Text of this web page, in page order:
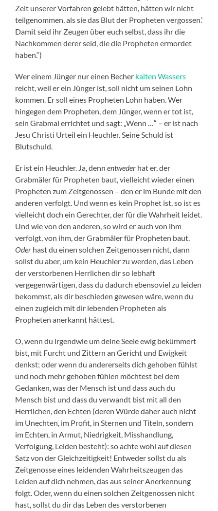
Zeit unserer Vorfahren gelebt hätten, hätten wir nicht
teilgenommen, als sie das Blut der Propheten vergossen.’
Damit seid ihr Zeugen über euch selbst, dass ihr die
Nachkommen derer seid, die die Propheten ermordet
haben.“)
Wer einem Jünger nur einen Becher kalten Wassers
reicht, weil er ein Jünger ist, soll nicht um seinen Lohn
kommen. Er soll eines Propheten Lohn haben. Wer
hingegen dem Propheten, dem Jünger, wenn er tot ist,
sein Grabmal errichtet und sagt: „Wenn …“ – er ist nach
Jesu Christi Urteil ein Heuchler. Seine Schuld ist
Blutschuld.
Er ist ein Heuchler. Ja, dennentweder hat er, der
Grabmäler für Propheten baut, vielleicht wieder einen
Propheten zum Zeitgenossen – den er im Bunde mit den
anderen verfolgt. Und wenn es kein Prophet ist, so ist es
vielleicht doch ein Gerechter, der für die Wahrheit leidet.
Und wie von den anderen, so wird er auch von ihm
verfolgt, von ihm, der Grabmäler für Propheten baut.
Oder hast du einen solchen Zeitgenossen nicht, dann
sollst du aber, um kein Heuchler zu werden, das Leben
der verstorbenen Herrlichen dir so lebhaft
vergegenwärtigen, dass du dadurch ebensoviel zu leiden
bekommst, als dir beschieden gewesen wäre, wenn du
einen zugleich mit dir lebenden Propheten als
Propheten anerkannt hättest.
O, wenn du irgendwie um deine Seele ewig bekümmert
bist, mit Furcht und Zittern an Gericht und Ewigkeit
denkst; oder wenn du andererseits dich gehoben fühlst
und noch mehr gehoben fühlen möchtest bei dem
Gedanken, was der Mensch ist und dass auch du
Mensch bist und dass du verwandt bist mit all den
Herrlichen, den Echten (deren Würde daher auch nicht
im Unechten, im Profit, in Sternen und Titeln, sondern
im Echten, in Armut, Niedrigkeit, Misshandlung,
Verfolgung, Leiden besteht): so achte wohl auf diesen
Satz von der Gleichzeitigkeit! Entweder sollst du als
Zeitgenosse eines leidenden Wahrheitszeugen das
Leiden auf dich nehmen, das aus seiner Anerkennung
folgt. Oder, wenn du einen solchen Zeitgenossen nicht
hast, sollst du dir das Leben des verstorbenen